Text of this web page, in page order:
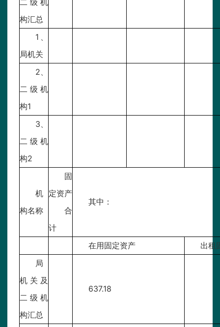
二级机
构汇总
1、
局机关
2、
二级机
构1
3、
二级机
构2
机
构名称
固
定资产
合
计
其中：
在用固定资产
出租
局
机关及
二级机
构汇总
637.18